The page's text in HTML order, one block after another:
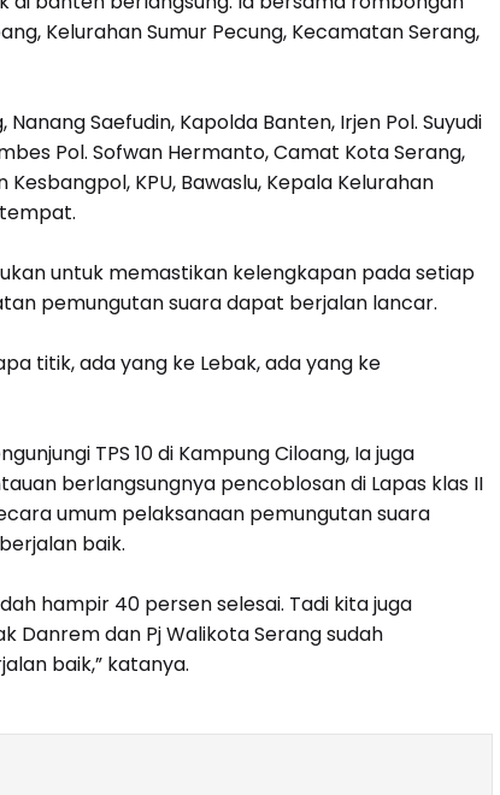
Kelurahan Sumur Pecung, Kecamatan Serang,
Saefudin, Kapolda Banten, Irjen Pol. Suyudi
Pol. Sofwan Hermanto, Camat Kota Serang,
KPU, Bawaslu, Kepala Kelurahan
untuk memastikan kelengkapan pada setiap
pemungutan suara dapat berjalan lancar.
titik, ada yang ke Lebak, ada yang ke
TPS 10 di Kampung Ciloang, Ia juga
berlangsungnya pencoblosan di Lapas klas II
umum pelaksanaan pemungutan suara
baik.
hampir 40 persen selesai. Tadi kita juga
Danrem dan Pj Walikota Serang sudah
baik,” katanya.